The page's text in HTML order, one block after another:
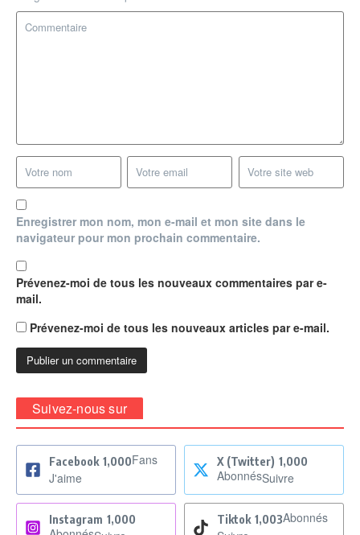
Enregistrer mon nom, mon e-mail et mon site dans le
navigateur pour mon prochain commentaire.
Prévenez-moi de tous les nouveaux commentaires par e-
mail.
Prévenez-moi de tous les nouveaux articles par e-mail.
Suivez-nous sur
Facebook 1,000Fans
J'aime
X (Twitter) 1,000
AbonnésSuivre
Instagram 1,000 Tiktok 1,003Abonnés